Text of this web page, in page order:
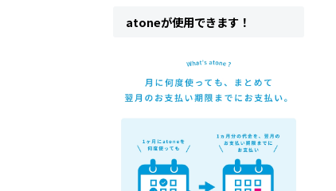
atoneが使用できます！